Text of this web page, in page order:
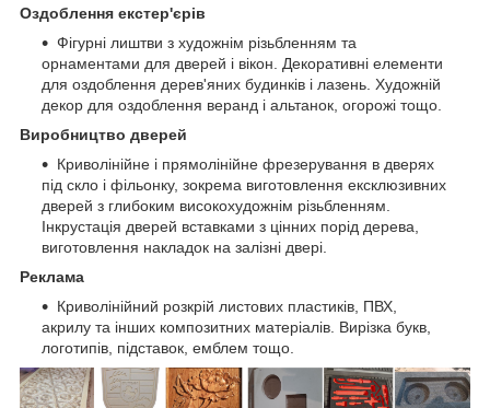
Оздоблення екстер'єрів
Фігурні лиштви з художнім різьбленням та
орнаментами для дверей і вікон. Декоративні елементи
для оздоблення дерев'яних будинків і лазень. Художній
декор для оздоблення веранд і альтанок, огорожі тощо.
Виробництво дверей
Криволінійне і прямолінійне фрезерування в дверях
під скло і фільонку, зокрема виготовлення ексклюзивних
дверей з глибоким високохудожнім різьбленням.
Інкрустація дверей вставками з цінних порід дерева,
виготовлення накладок на залізні двері.
Реклама
Криволінійний розкрій листових пластиків, ПВХ,
акрилу та інших композитних матеріалів. Вирізка букв,
логотипів, підставок, емблем тощо.